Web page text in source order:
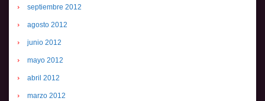
septiembre 2012
agosto 2012
junio 2012
mayo 2012
abril 2012
marzo 2012